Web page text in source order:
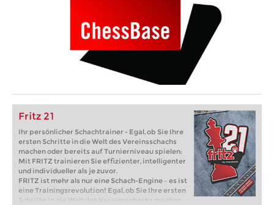
Fritz 21
Ihr persönlicher Schachtrainer - Egal, ob Sie Ihre
ersten Schritte in die Welt des Vereinsschachs
machen oder bereits auf Turnierniveau spielen:
Mit FRITZ trainieren Sie effizienter, intelligenter
und individueller als je zuvor.
FRITZ ist mehr als nur eine Schach-Engine – es ist
eine Trainingsrevolution! Egal, ob Sie Ihre ersten
Schritte in die Welt des Vereinsschachs machen